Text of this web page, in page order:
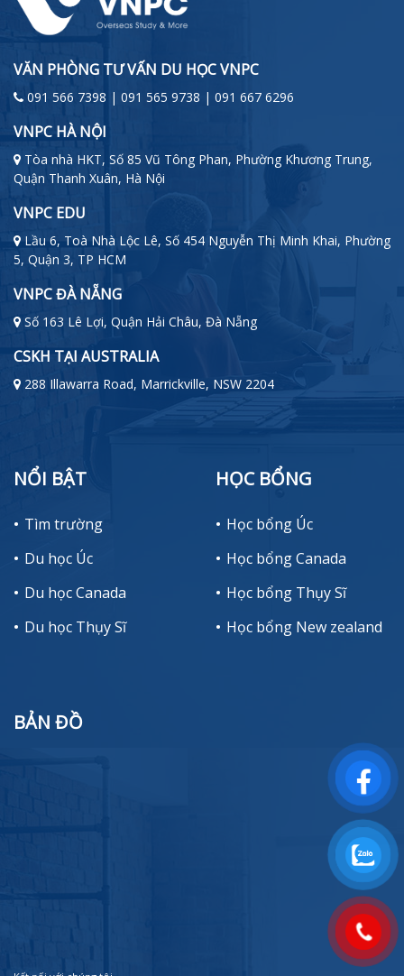
VĂN PHÒNG TƯ VẤN DU HỌC VNPC
091 566 7398 | 091 565 9738 | 091 667 6296
VNPC HÀ NỘI
Tòa nhà HKT, Số 85 Vũ Tông Phan, Phường Khương Trung,
Quận Thanh Xuân, Hà Nội
VNPC EDU
Lầu 6, Toà Nhà Lộc Lê, Số 454 Nguyễn Thị Minh Khai, Phường
5, Quận 3, TP HCM
VNPC ĐÀ NẴNG
Số 163 Lê Lợi, Quận Hải Châu, Đà Nẵng
CSKH TẠI AUSTRALIA
288 Illawarra Road, Marrickville, NSW 2204
NỔI BẬT
Tìm trường
Du học Úc
Du học Canada
Du học Thụy Sĩ
HỌC BỔNG
Học bổng Úc
Học bổng Canada
Học bổng Thụy Sĩ
Học bổng New zealand
BẢN ĐỒ